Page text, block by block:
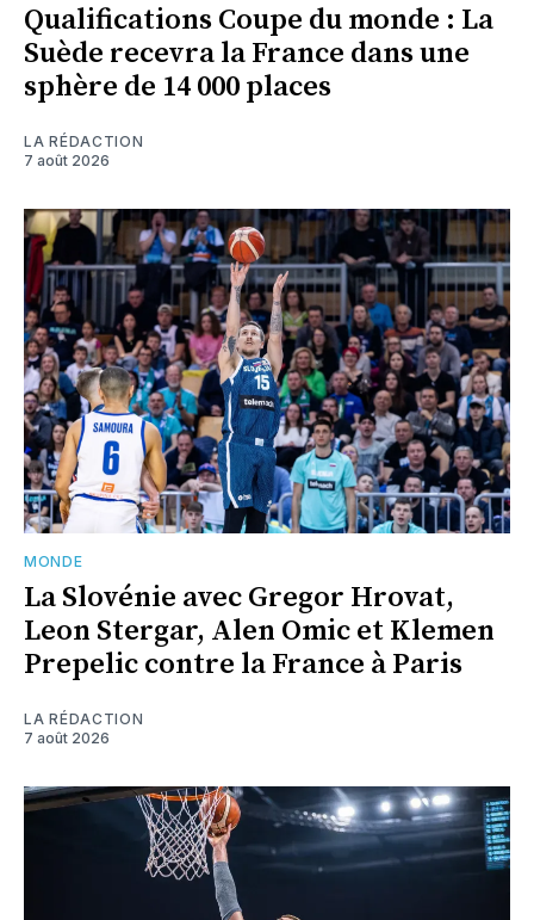
Qualifications Coupe du monde : La
Suède recevra la France dans une
sphère de 14 000 places
LA RÉDACTION
7 août 2026
MONDE
La Slovénie avec Gregor Hrovat,
Leon Stergar, Alen Omic et Klemen
Prepelic contre la France à Paris
LA RÉDACTION
7 août 2026